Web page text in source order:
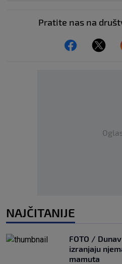
Pratite nas na
NAJČITANIJE
FOTO /
izranjaju
mamuta